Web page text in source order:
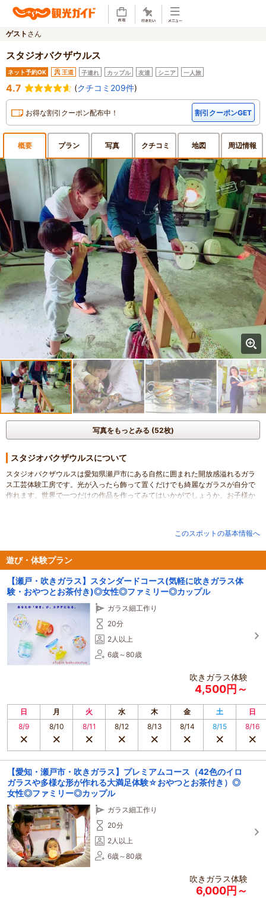
ゲスト さん
スタジオバクザウルス
ネット予約OK 王道 子連れ カップル 友達 シニア 一人旅
4.7 (クチコミ209件)
お得な割引クーポン配布中！ 割引クーポンGET
概要 プラン 写真 クチコミ 地図 周辺情報
写真をもっとみる (52枚)
スタジオバクザウルスについて
スタジオバクザウルスは愛知県瀬戸市にある自然に囲まれた開放感溢れるガラ
ス工芸体験工房です。光が入ったら飾って置くだけでも綺麗なガラスが自分で
作れます。世界で一つだけの作品を作ってみてはいかがでしょうか。お子様か
このスポットの基本情報へ
遊び・体験プラン
【瀬戸・吹きガラス】スタンダードコース(気軽に吹きガラス体
験・おやつとお茶付き)◎女性◎ファミリー◎カップル
ガラス細工作り
20分
2人以上
6歳～80歳
吹きガラス体験
4,500円～
日 月 火 水 木 金 土
日
8/9
8/10 8/11 8/12 8/13 8/14 8/15 8/16
【愛知・瀬戸市・吹きガラス】プレミアムコース（42色のイロ
ガラスや多様な形が作れる大満足体験☆おやつとお茶付き）◎
女性◎ファミリー◎カップル
ガラス細工作り
20分
2人以上
6歳～80歳
吹きガラス体験
6,000円～